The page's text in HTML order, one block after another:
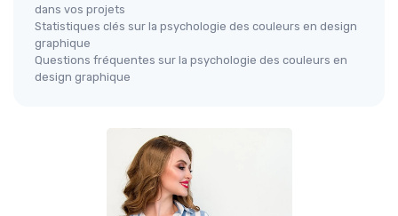
dans vos projets
Statistiques clés sur la psychologie des couleurs en design
graphique
Questions fréquentes sur la psychologie des couleurs en
design graphique